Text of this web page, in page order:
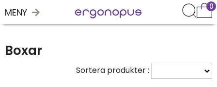
MENY 0
Boxar
Sortera produkter :